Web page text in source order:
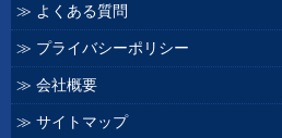
よくある質問
プライバシーポリシー
会社概要
サイトマップ